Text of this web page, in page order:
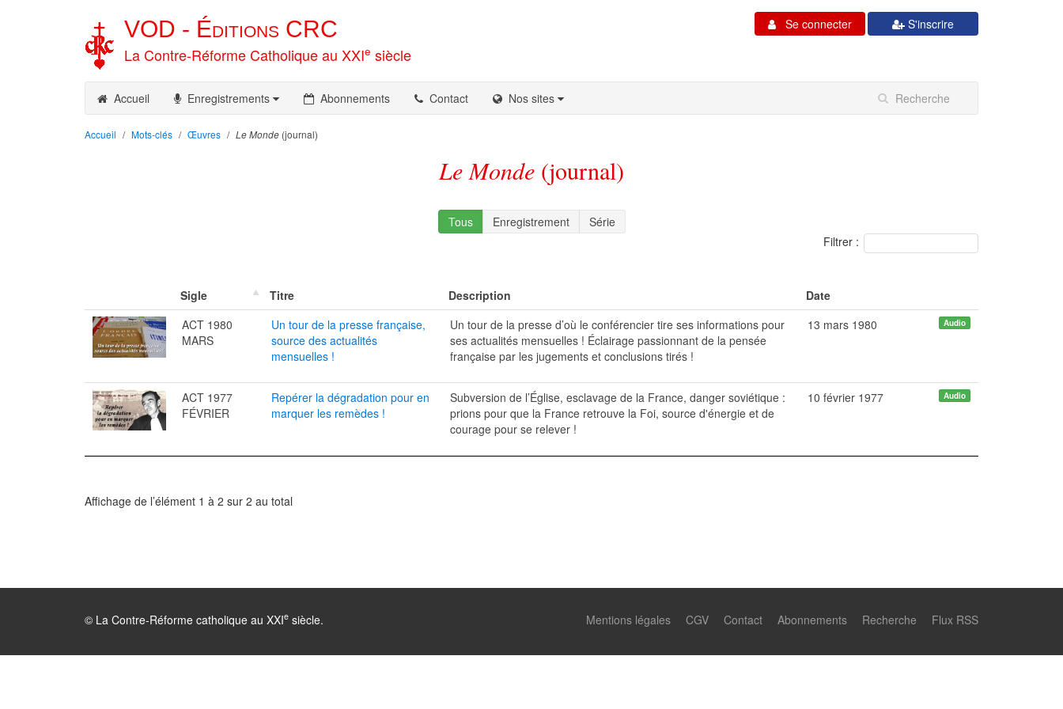
VOD - Éditions CRC
La Contre-Réforme Catholique au XXIe siècle
S'inscrire
Se connecter
Accueil Enregistrements Abonnements Contact Nos sites
Accueil Mots-clés Œuvres Le Monde (journal)
Le Monde (journal)
Tous Enregistrement
Série
Filtrer :
Sigle Titre Description
Date
ACT 1980
MARS
Un tour de la presse française,
source des actualités
mensuelles !
Un tour de la presse d’où le conférencier tire ses informations pour
ses actualités mensuelles ! Éclairage passionnant de la pensée
française par les jugements et conclusions tirés !
Audio
13 mars 1980
ACT 1977
FÉVRIER
Repérer la dégradation pour en
marquer les remèdes !
Subversion de l’Église, esclavage de la France, danger soviétique :
prions pour que la France retrouve la Foi, source d'énergie et de
courage pour se relever !
Audio
10 février 1977
Affichage de l’élément 1 à 2 sur 2 au total
© La Contre-Réforme catholique au XXIe siècle. Mentions légales CGV Contact Abonnements Recherche Flux RSS